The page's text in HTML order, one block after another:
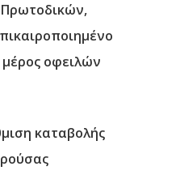
Πρωτοδικών,
οφειλών
καταβολής